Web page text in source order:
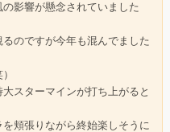
影響が懸念されていました
のですが今年も混んでました
スターマインが打ち上がると
頬張りながら終始楽しそうに